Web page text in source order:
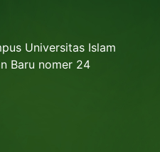
Universitas Islam
Baru nomer 24